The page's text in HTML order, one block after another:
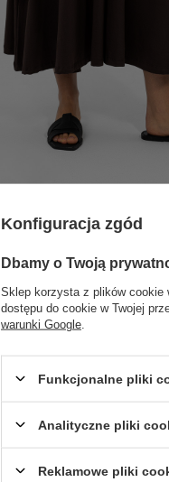
Konfiguracja zgód
Dbamy o Twoją
Sklep korzysta z plików cookie
dostępu do cookie w Twojej
warunki Google
Funkcjonalne pliki
Analityczne pliki
Reklamowe pliki